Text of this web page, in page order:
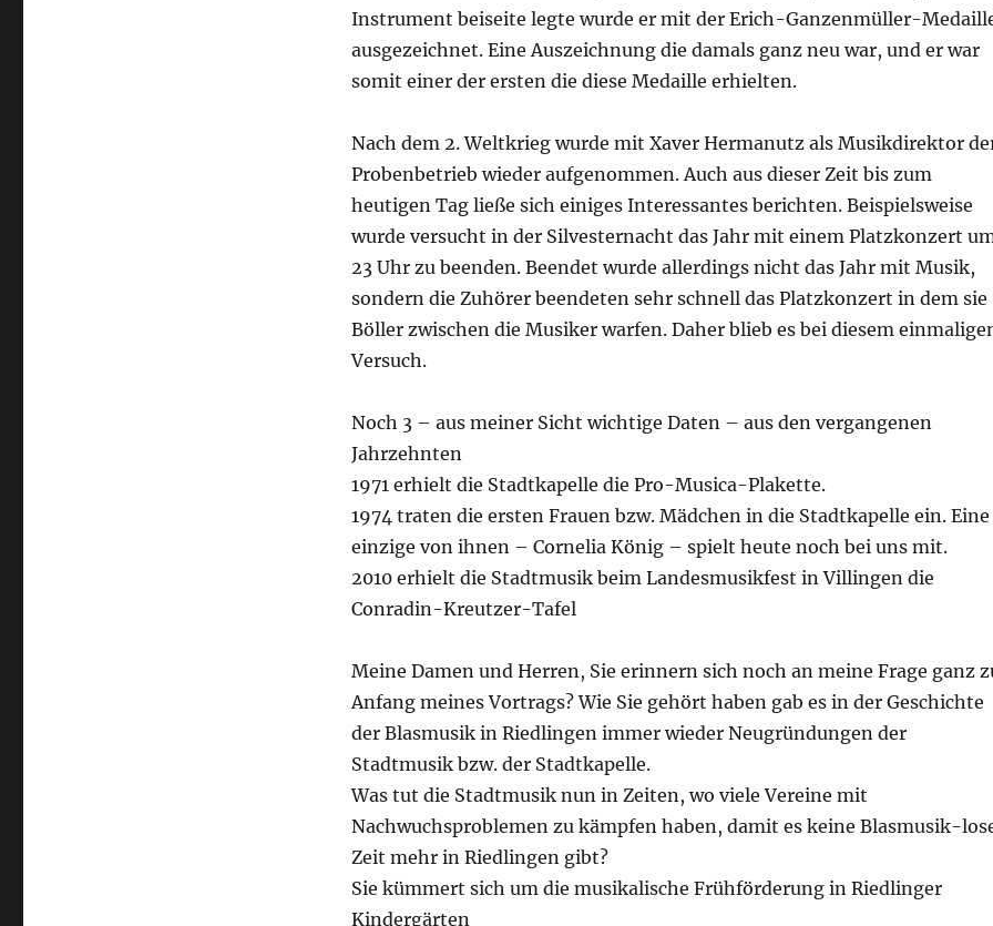
Instrument beiseite legte wurde er mit der Erich-Ganzenmüller-
ausgezeichnet. Eine Auszeichnung die damals ganz neu war, und er war
somit einer der ersten die diese Medaille erhielten.
Nach dem 2. Weltkrieg wurde mit Xaver Hermanutz als Musikdirektor
Probenbetrieb wieder aufgenommen. Auch aus dieser Zeit bis zum
heutigen Tag ließe sich einiges Interessantes berichten. Beispielsweise
wurde versucht in der Silvesternacht das Jahr mit einem Platzkonzert
23 Uhr zu beenden. Beendet wurde allerdings nicht das Jahr mit Musik,
sondern die Zuhörer beendeten sehr schnell das Platzkonzert in dem sie
Böller zwischen die Musiker warfen. Daher blieb es bei diesem
Versuch.
Noch 3 – aus meiner Sicht wichtige Daten – aus den vergangenen
Jahrzehnten
1971 erhielt die Stadtkapelle die Pro-Musica-Plakette.
1974 traten die ersten Frauen bzw. Mädchen in die Stadtkapelle ein. Eine
einzige von ihnen – Cornelia König – spielt heute noch bei uns mit.
2010 erhielt die Stadtmusik beim Landesmusikfest in Villingen die
Conradin-Kreutzer-Tafel
Meine Damen und Herren, Sie erinnern sich noch an meine Frage ganz
Anfang meines Vortrags? Wie Sie gehört haben gab es in der Geschichte
der Blasmusik in Riedlingen immer wieder Neugründungen der
Stadtmusik bzw. der Stadtkapelle.
Was tut die Stadtmusik nun in Zeiten, wo viele Vereine mit
Nachwuchsproblemen zu kämpfen haben, damit es keine Blasmusik-
Zeit mehr in Riedlingen gibt?
Sie kümmert sich um die musikalische Frühförderung in Riedlinger
Kindergärten